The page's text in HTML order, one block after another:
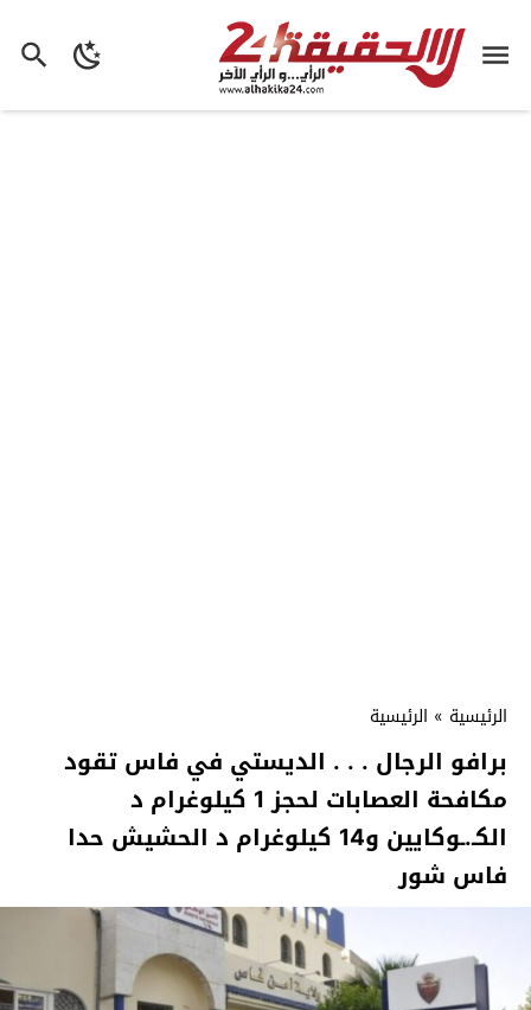
الرئيسية » الرئيسية
برافو الرجال . . . الديستي في فاس تقود
مكافحة العصابات لحجز 1 كيلوغرام د
الكـ.ـوكايين و14 كيلوغرام د الحشيش حدا
فاس شور